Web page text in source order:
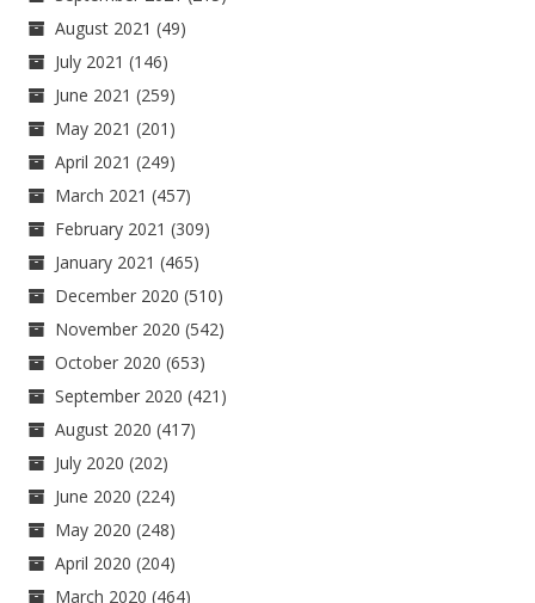
August 2021 (49)
July 2021 (146)
June 2021 (259)
May 2021 (201)
April 2021 (249)
March 2021 (457)
February 2021 (309)
January 2021 (465)
December 2020 (510)
November 2020 (542)
October 2020 (653)
September 2020 (421)
August 2020 (417)
July 2020 (202)
June 2020 (224)
May 2020 (248)
April 2020 (204)
March 2020 (464)